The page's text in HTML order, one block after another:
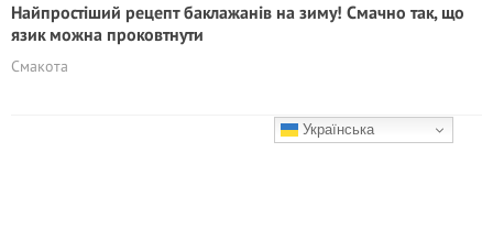
Найпростіший рецепт баклажанів на зиму! Смачно так, що
язик можна проковтнути
Смакота
Українська